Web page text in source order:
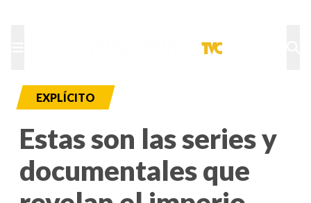
EXPLÍCITO
Estas son las series y
documentales que